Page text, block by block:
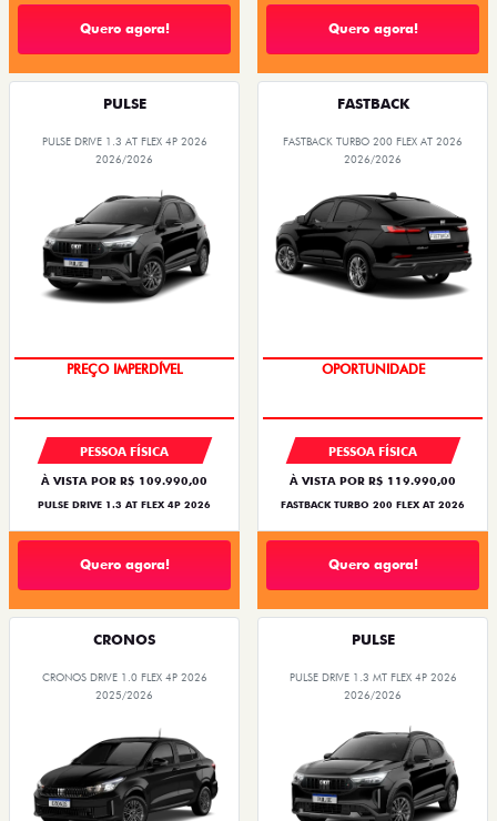
Quero agora! Quero agora!
PULSE
PULSE DRIVE 1.3 AT FLEX 4P 2026
2026/2026
O SUV AUTOMÁTICO MAIS
PESSOA FÍSICA
À VISTA POR R$ 109.990,00
PULSE DRIVE 1.3 AT FLEX 4P 2026
Quero agora!
FASTBACK
FASTBACK TURBO 200 FLEX AT 2026
2026/2026
OPORTUNIDADE
PESSOA FÍSICA
À VISTA POR R$ 119.990,00
FASTBACK TURBO 200 FLEX AT 2026
Quero agora!
CRONOS
CRONOS DRIVE 1.0 FLEX 4P 2026
2025/2026
PULSE
PULSE DRIVE 1.3 MT FLEX 4P 2026
2026/2026